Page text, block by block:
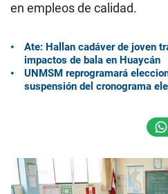
en empleos de calidad.
Ate: Hallan cadáver de joven
impactos de bala en Huaycán
UNMSM reprogramará
suspensión del cronograma